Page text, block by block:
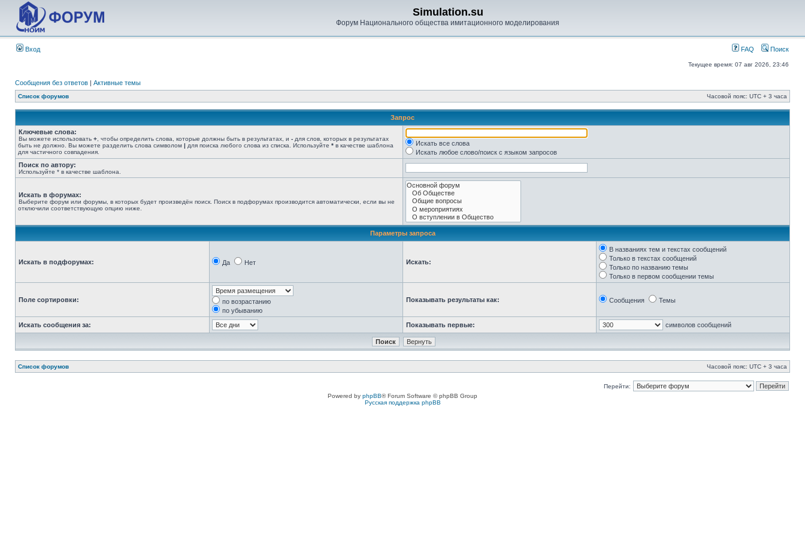
Simulation.su
Форум Национального общества имитационного моделирования
Вход FAQ Поиск
Текущее время: 07 авг 2026, 23:46
Сообщения без ответов | Активные темы
Список форумов Часовой пояс: UTC + 3 часа
Запрос
Ключевые слова:
Вы можете использовать + , чтобы определить слова, которые должны быть в результатах, и - для слов, которых в результатах
быть не должно. Вы можете разделить слова символом | для поиска любого слова из списка. Используйте * в качестве шаблона
для частичного совпадения.
Искать все слова
Искать любое слово/поиск с языком запросов
Поиск по автору:
Используйте * в качестве шаблона.
Искать в форумах:
Выберите форум или форумы, в которых будет произведён поиск. Поиск в подфорумах производится автоматически, если вы не
отключили соответствующую опцию ниже.
Параметры запроса
Искать в подфорумах: Да Нет Искать:
В названиях тем и текстах сообщений
Только в текстах сообщений
Только по названию темы
Только в первом сообщении темы
Поле сортировки:
по возрастанию
по убыванию
Показывать результаты как: Сообщения Темы
Искать сообщения за: Показывать первые: символов сообщений
Список форумов Часовой пояс: UTC + 3 часа
Перейти:
Powered by phpBB® Forum Software © phpBB Group
Русская поддержка phpBB